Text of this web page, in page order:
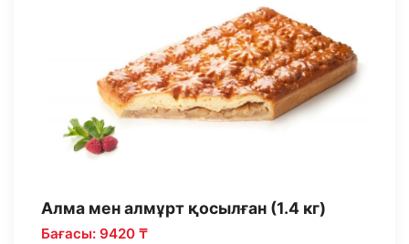
Алма мен алмұрт қосылған (1.4 кг)
Бағасы: 9420 ₸